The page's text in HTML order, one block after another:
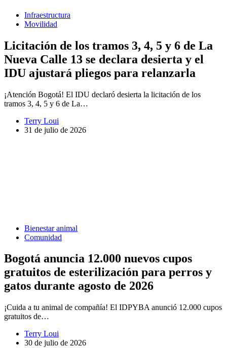
Infraestructura
Movilidad
Licitación de los tramos 3, 4, 5 y 6 de La
Nueva Calle 13 se declara desierta y el
IDU ajustará pliegos para relanzarla
¡Atención Bogotá! El IDU declaró desierta la licitación de los
tramos 3, 4, 5 y 6 de La…
Terry Loui
31 de julio de 2026
Bienestar animal
Comunidad
Bogotá anuncia 12.000 nuevos cupos
gratuitos de esterilización para perros y
gatos durante agosto de 2026
¡Cuida a tu animal de compañía! El IDPYBA anunció 12.000 cupos
gratuitos de…
Terry Loui
30 de julio de 2026